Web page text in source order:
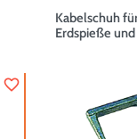
Kabelschuh
Erdspieße
favorite_border